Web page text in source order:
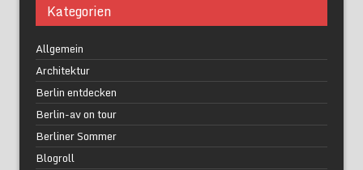
Kategorien
Allgemein
Architektur
Berlin entdecken
Berlin-av on tour
Berliner Sommer
Blogroll